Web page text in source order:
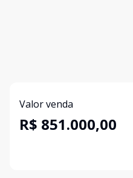
Valor venda
R$ 851.000,00